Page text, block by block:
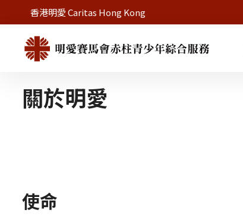
香港明愛 Caritas Hong Kong
關於明愛
使命